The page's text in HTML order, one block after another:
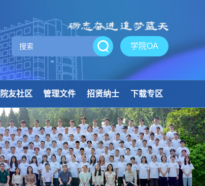
学院OA
院友社区 管理文件 招贤纳士 下载专区